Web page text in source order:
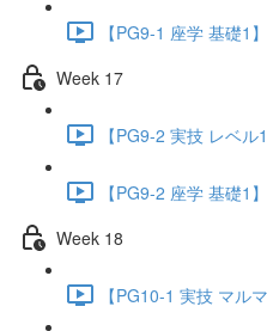
【PG9-1 座学 基礎1
Week 17
【PG9-2 実技 レベ
【PG9-2 座学 基礎1
Week 18
【PG10-1 実技 マル